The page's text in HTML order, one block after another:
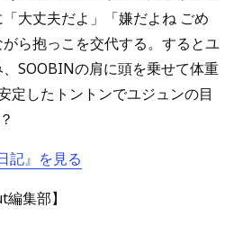
大丈夫だよ」「嫌だよね ごめ
ら抱っこを交代する。するとユ
SOOBINの肩に頭を乗せて体重
定したトントンでユジュンの目
記』を見る
集部】